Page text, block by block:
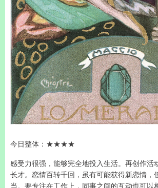
今日整体：★★★★
感受力很强，能够完全地投入生活。再创作活
长才。恋情百转千回，虽有可能获得新恋情，
当。要专注在工作上，同事之间的互动也可以